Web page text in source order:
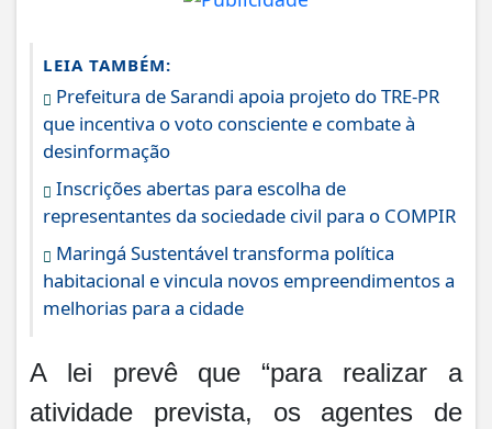
LEIA TAMBÉM:
Prefeitura de Sarandi apoia projeto do TRE-PR
que incentiva o voto consciente e combate à
desinformação
Inscrições abertas para escolha de
representantes da sociedade civil para o COMPIR
Maringá Sustentável transforma política
habitacional e vincula novos empreendimentos a
melhorias para a cidade
A lei prevê que “para realizar a
atividade prevista, os agentes de